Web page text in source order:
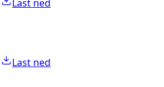
Last ned
Last ned